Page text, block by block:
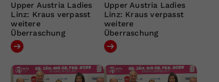
Upper Austria Ladies
Linz: Kraus verpasst
weitere
Überraschung
Upper Austria Ladies
Linz: Kraus verpasst
weitere
Überraschung